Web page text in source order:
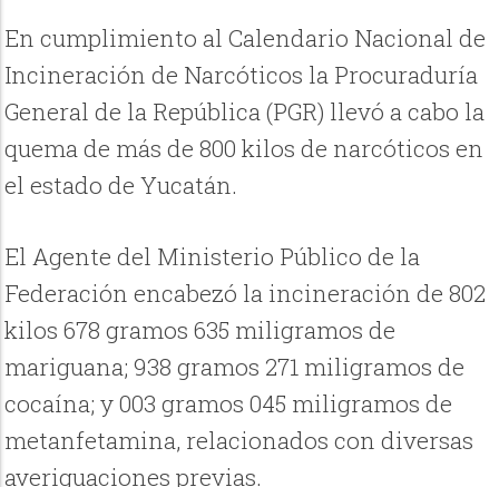
En cumplimiento al Calendario Nacional de
Incineración de Narcóticos la Procuraduría
General de la República (PGR) llevó a cabo la
quema de más de 800 kilos de narcóticos en
el estado de Yucatán.
El Agente del Ministerio Público de la
Federación encabezó la incineración de 802
kilos 678 gramos 635 miligramos de
mariguana; 938 gramos 271 miligramos de
cocaína; y 003 gramos 045 miligramos de
metanfetamina, relacionados con diversas
averiguaciones previas.